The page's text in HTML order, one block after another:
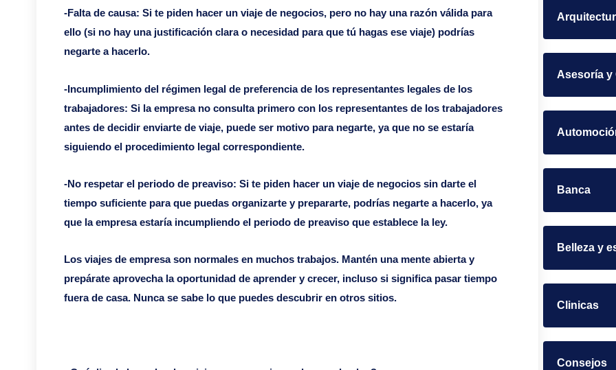
-Falta de causa: Si te piden hacer un viaje de negocios, pero no hay una razón válida para
ello (si no hay una justificación clara o necesidad para que tú hagas ese viaje) podrías
negarte a hacerlo.
-Incumplimiento del régimen legal de preferencia de los representantes legales de los
trabajadores: Si la empresa no consulta primero con los representantes de los trabajadores
antes de decidir enviarte de viaje, puede ser motivo para negarte, ya que no se estaría
siguiendo el procedimiento legal correspondiente.
-No respetar el periodo de preaviso: Si te piden hacer un viaje de negocios sin darte el
tiempo suficiente para que puedas organizarte y prepararte, podrías negarte a hacerlo, ya
que la empresa estaría incumpliendo el periodo de preaviso que establece la ley.
Los viajes de empresa son normales en muchos trabajos. Mantén una mente abierta y
prepárate aprovecha la oportunidad de aprender y crecer, incluso si significa pasar tiempo
fuera de casa. Nunca se sabe lo que puedes descubrir en otros sitios.
Asesoría
Banca
Belleza y
Clinicas
Consejos